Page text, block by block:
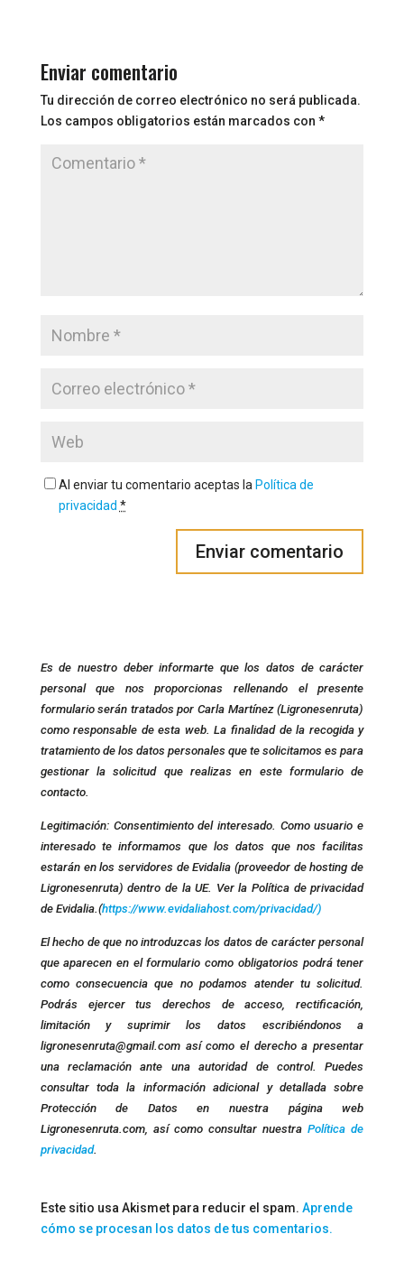
Enviar comentario
Tu dirección de correo electrónico no será publicada.
Los campos obligatorios están marcados con *
Al enviar tu comentario aceptas la Política de
privacidad *
Es de nuestro deber informarte que los datos de carácter
personal que nos proporcionas rellenando el presente
formulario serán tratados por Carla Martínez (Ligronesenruta)
como responsable de esta web. La finalidad de la recogida y
tratamiento de los datos personales que te solicitamos es para
gestionar la solicitud que realizas en este formulario de
contacto.
Legitimación: Consentimiento del interesado. Como usuario e
interesado te informamos que los datos que nos facilitas
estarán en los servidores de Evidalia (proveedor de hosting de
Ligronesenruta) dentro de la UE. Ver la Política de privacidad
de Evidalia.(https://www.evidaliahost.com/privacidad/)
El hecho de que no introduzcas los datos de carácter personal
que aparecen en el formulario como obligatorios podrá tener
como consecuencia que no podamos atender tu solicitud.
Podrás ejercer tus derechos de acceso, rectificación,
limitación y suprimir los datos escribiéndonos a
ligronesenruta@gmail.com así como el derecho a presentar
una reclamación ante una autoridad de control. Puedes
consultar toda la información adicional y detallada sobre
Protección de Datos en nuestra página web
Ligronesenruta.com, así como consultar nuestraPolítica de
privacidad.
Este sitio usa Akismet para reducir el spam. Aprende
cómo se procesan los datos de tus comentarios.